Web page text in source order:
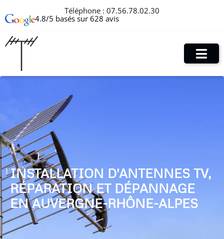
Téléphone : 07.56.78.02.30
4.8/5 basés sur 628 avis
INSTALLATION D'ANTENNES TV,
RÉPARATION ET DÉPANNAGE
EN AUVERGNE-RHÔNE-ALPES